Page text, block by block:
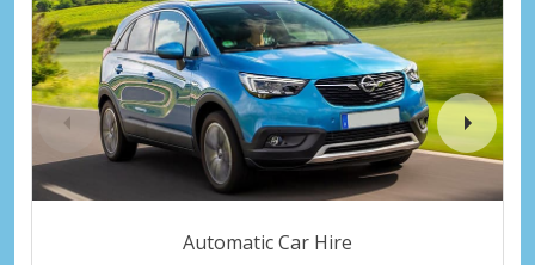
Automatic Car Hire